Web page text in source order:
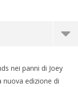
nei panni di Joey
nuova edizione di